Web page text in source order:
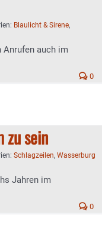
Blaulicht & Sirene,
Anrufen auch im
0
zu sein
Schlagzeilen, Wasserburg
Jahren im
0